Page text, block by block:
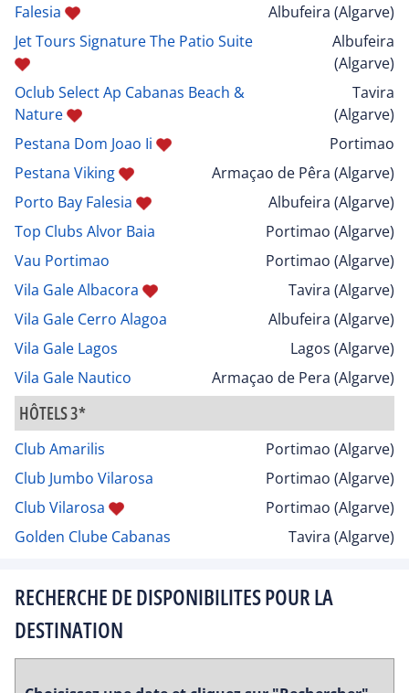
Falesia
Albufeira (Algarve)
Jet Tours Signature The Patio Suite
Albufeira
(Algarve)
Oclub Select Ap Cabanas Beach &
Nature
Tavira
(Algarve)
Pestana Dom Joao Ii
Portimao
Pestana Viking
Armaçao de Pêra (Algarve)
Porto Bay Falesia
Albufeira (Algarve)
Top Clubs Alvor Baia
Portimao (Algarve)
Vau Portimao
Portimao (Algarve)
Vila Gale Albacora
Tavira (Algarve)
Vila Gale Cerro Alagoa
Albufeira (Algarve)
Vila Gale Lagos
Lagos (Algarve)
Vila Gale Nautico
Armaçao de Pera (Algarve)
HÔTELS 3*
Club Amarilis
Portimao (Algarve)
Club Jumbo Vilarosa
Portimao (Algarve)
Club Vilarosa
Portimao (Algarve)
Golden Clube Cabanas
Tavira (Algarve)
RECHERCHE DE DISPONIBILITES POUR LA
DESTINATION